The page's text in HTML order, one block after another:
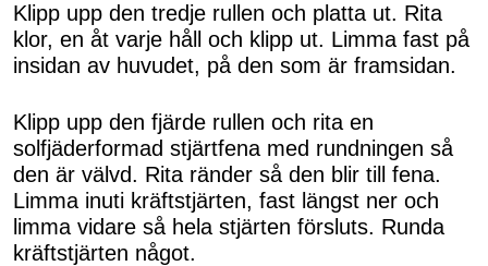
Klipp upp den tredje rullen och platta ut. Rita
klor, en åt varje håll och klipp ut. Limma fast på
insidan av huvudet, på den som är framsidan.
Klipp upp den fjärde rullen och rita en
solfjäderformad stjärtfena med rundningen så
den är välvd. Rita ränder så den blir till fena.
Limma inuti kräftstjärten, fast längst ner och
limma vidare så hela stjärten försluts. Runda
kräftstjärten något.